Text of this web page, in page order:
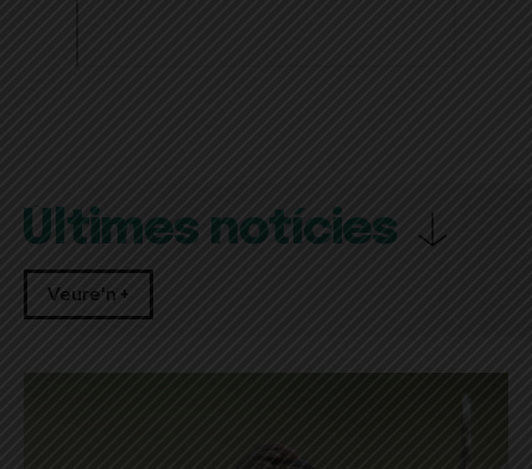
Últimes notícies
Veure'n +